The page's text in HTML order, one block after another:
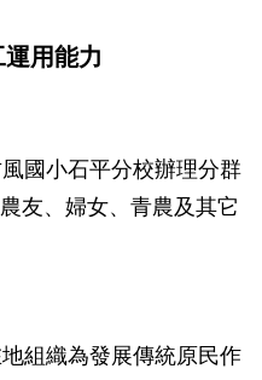
用能力
國小石平分校辦理分群
友、婦女、青農及其它
組織為發展傳統原民作